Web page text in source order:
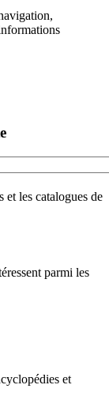
et les catalogues de
parmi les
et